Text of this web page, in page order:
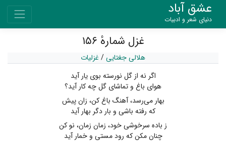
عشق آباد
دنیای شعر و ادبیات
غزل شمارهٔ ۱۵۶
هلالی جغتایی/ غزلیات
اگر نه از گل نورسته بوی یار آید
هوای باغ و تماشای گل چه کار آید؟
بهار می‌رسد، آهنگ باغ کن، زان پیش
که رفته باشی و بار دگر بهار آید
ز باده سرخوشی خود، زمان زمان، نو کن
چنان مکن که رود مستی و خمار آید